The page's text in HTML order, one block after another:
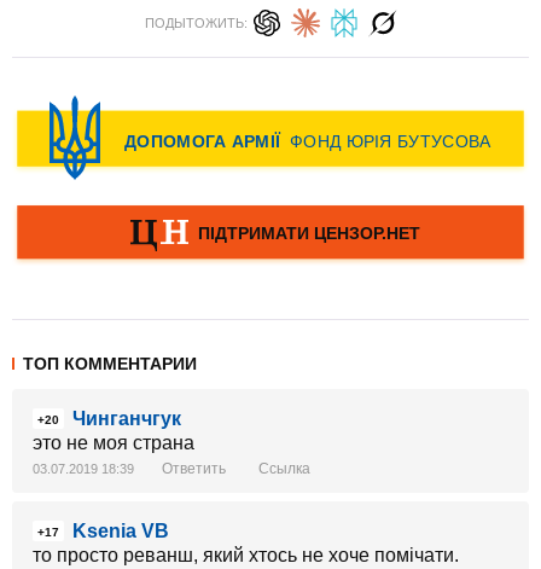
ПОДЫТОЖИТЬ:
ТОП КОММЕНТАРИИ
+20
Чинганчгук
это не моя страна
03.07.2019 18:39 Ответить Ссылка
+17
Ksenia VB
то просто реванш, який хтось не хоче помічати.